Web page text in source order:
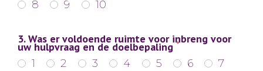
8
9 10
3. Was er voldoende ruimte voor inbreng voor
uw hulpvraag en de doelbepaling*
1 2 3 4 5 6
7